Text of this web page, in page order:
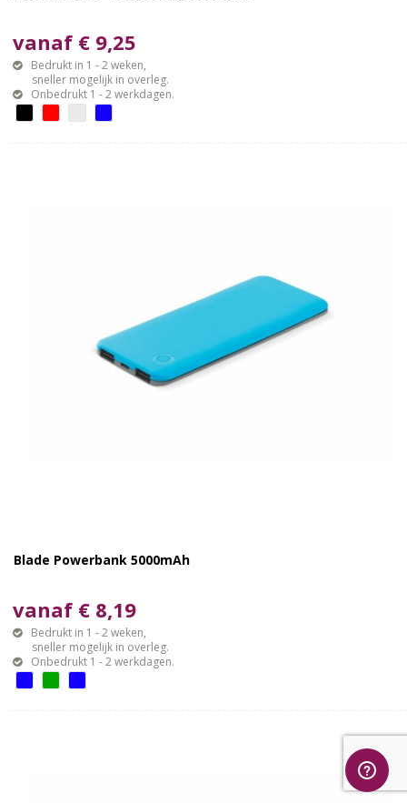
vanaf € 9,25
Bedrukt in 1 - 2 weken,
sneller mogelijk in overleg.
Onbedrukt 1 - 2 werkdagen.
Blade Powerbank 5000mAh
vanaf € 8,19
Bedrukt in 1 - 2 weken,
sneller mogelijk in overleg.
Onbedrukt 1 - 2 werkdagen.